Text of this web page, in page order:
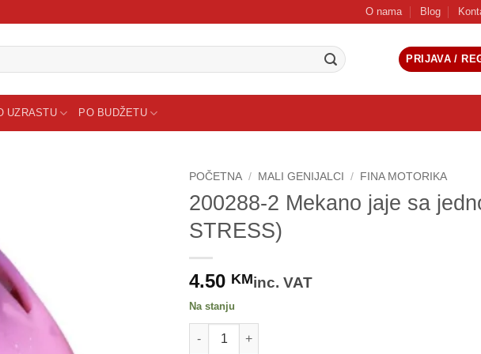
O nama Blog
PRIJAVA /
UZRASTU PO BUDŽETU
POČETNA / MALI GENIJALCI / FINA MOTORIKA
200288-2 Mekano jaje sa
STRESS)
4.50 KMinc. VAT
Na stanju
200288-2 Mekano jaje sa jednorogom PLAVA (ANTI-